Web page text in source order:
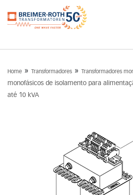
Home » Transformadores » Transformadores
monofásicos de isolamento para
até 10 kVA